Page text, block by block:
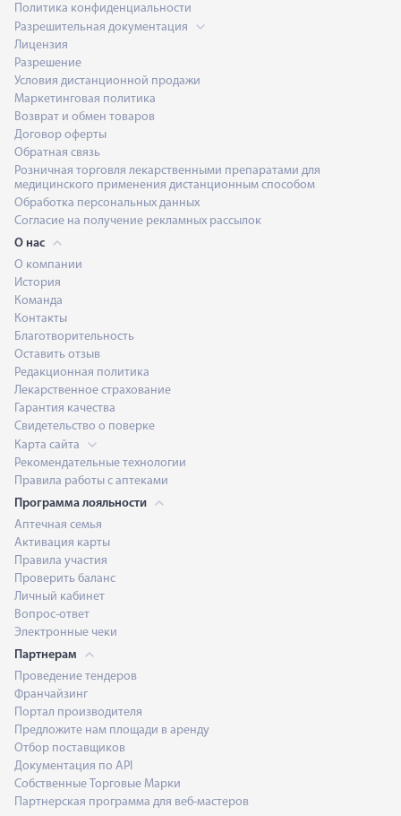
Политика конфиденциальности
Разрешительная документация
Лицензия
Разрешение
Условия дистанционной продажи
Маркетинговая политика
Возврат и обмен товаров
Договор оферты
Обратная связь
Розничная торговля лекарственными препаратами для
медицинского применения дистанционным способом
Обработка персональных данных
Согласие на получение рекламных рассылок
О нас
О компании
История
Команда
Контакты
Благотворительность
Оставить отзыв
Редакционная политика
Лекарственное страхование
Гарантия качества
Свидетельство о поверке
Карта сайта
Рекомендательные технологии
Правила работы с аптеками
Программа лояльности
Аптечная семья
Активация карты
Правила участия
Проверить баланс
Личный кабинет
Вопрос-ответ
Электронные чеки
Партнерам
Проведение тендеров
Франчайзинг
Портал производителя
Предложите нам площади в аренду
Отбор поставщиков
Документация по API
Собственные Торговые Марки
Партнерская программа для веб-мастеров